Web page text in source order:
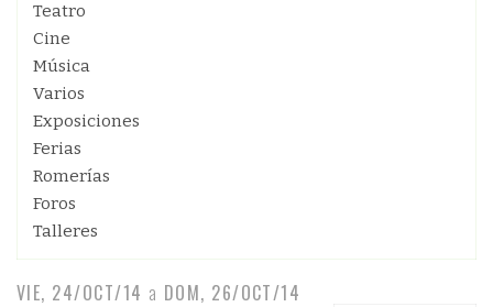
Teatro
Cine
Música
Varios
Exposiciones
Ferias
Romerías
Foros
Talleres
VIE, 24/OCT/14 a DOM, 26/OCT/14